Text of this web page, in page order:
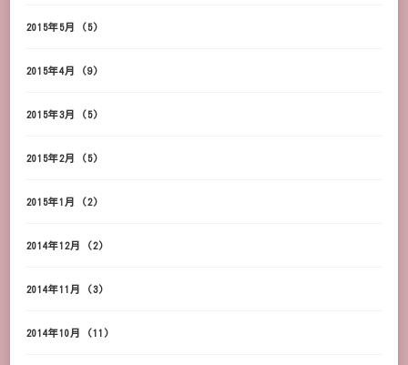
2015年5月 (5)
2015年4月 (9)
2015年3月 (5)
2015年2月 (5)
2015年1月 (2)
2014年12月 (2)
2014年11月 (3)
2014年10月 (11)